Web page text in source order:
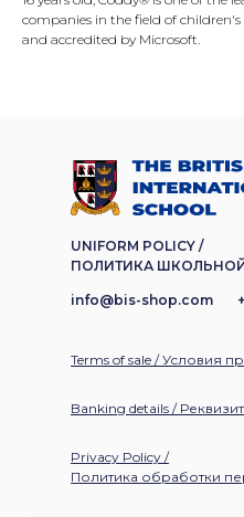
companies in the field of children's
and accredited by Microsoft.
Privacy Policy /
Политика обработки
Terms of sale / Условия
Banking details /
UNIFORM POLICY /
ПОЛИТИКА
info@bis-shop.com